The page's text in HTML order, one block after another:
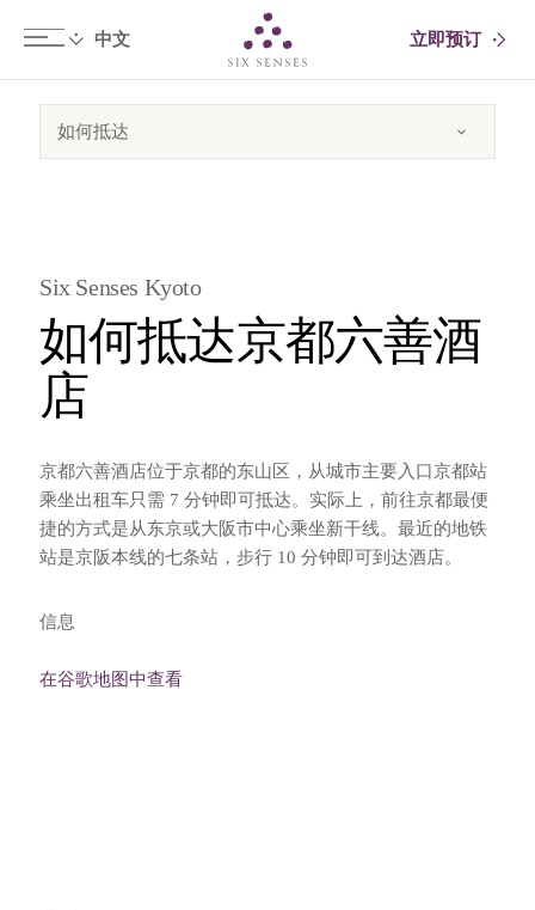
立即预订
Six Senses Kyoto
如何抵达京都六善酒
店
京都六善酒店位于京都的东山区，从城市主要入口京都站
乘坐出租车只需 7 分钟即可抵达。实际上，前往京都最便
捷的方式是从东京或大阪市中心乘坐新干线。最近的地铁
站是京阪本线的七条站，步行 10 分钟即可到达酒店。
信息
在谷歌地图中查看